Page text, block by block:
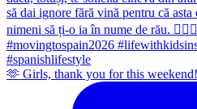
🫶 Girls, thank you for this